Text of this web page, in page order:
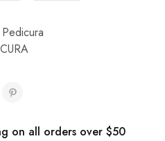
on all orders over $50